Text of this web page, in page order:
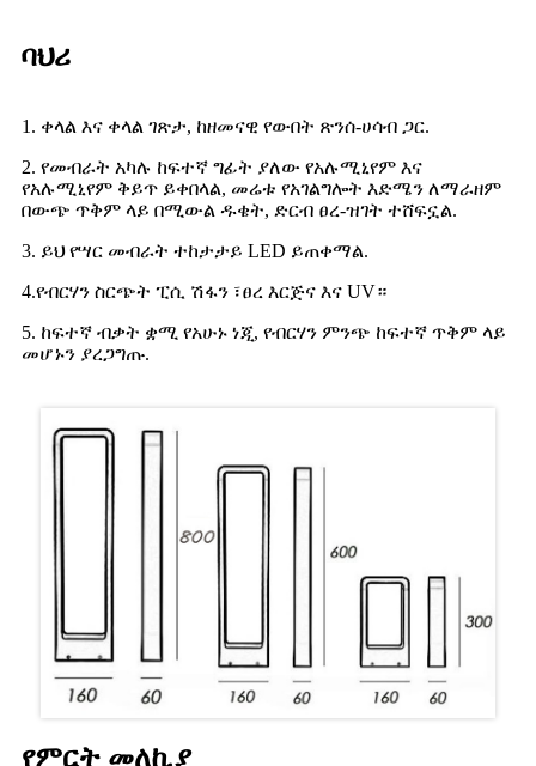
ባህሪ
1. ቀላል እና ቀላል ገጽታ, ከዘመናዊ የውበት ጽንሰ-ሀሳብ ጋር.
2. የመብራት አካሉ ከፍተኛ ግፊት ያለው የአሉሚኒየም እና
የአሉሚኒየም ቅይጥ ይቀበላል, መሬቱ የአገልግሎት እድሜን ለማራዘም
በውጭ ጥቅም ላይ በሚውል ዱቄት, ድርብ ፀረ-ዝገት ተሸፍኗል.
3. ይህ የሣር መብራት ተከታታይ LED ይጠቀማል.
4.የብርሃን ስርጭት ፒሲ ሽፋን ፣ፀረ እርጅና እና UV።
5. ከፍተኛ ብቃት ቋሚ የአሁኑ ነጂ, የብርሃን ምንጭ ከፍተኛ ጥቅም ላይ
መሆኑን ያረጋግጡ.
የምርት መለኪያ